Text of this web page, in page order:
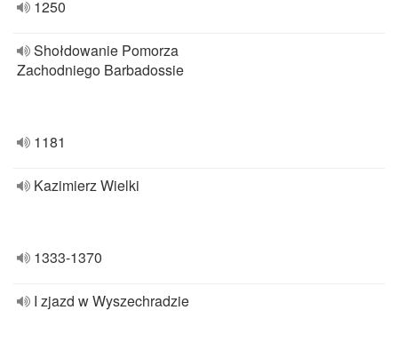
1250
Shołdowanie Pomorza
Zachodniego Barbadossie
1181
Kazimierz Wielki
1333-1370
I zjazd w Wyszechradzie